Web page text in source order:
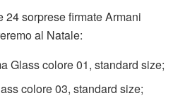
sorprese firmate Armani
al Natale:
Glass colore 01, standard size;
colore 03, standard size;